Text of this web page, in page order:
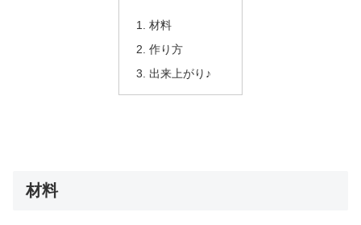
材料
作り方
出来上がり♪
材料